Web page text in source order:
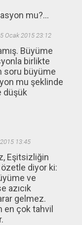
mu?...
5 Ocak 2015 23:12
Büyüme
birlikte
soru büyüme
mu şeklinde
düşük
13:45
Eşitsizliğin
diyor ki:
ve
azıcık
gelmez.
en çok tahvil